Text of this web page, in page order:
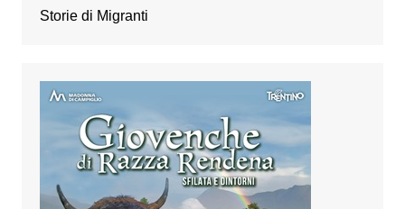
Storie di Migranti